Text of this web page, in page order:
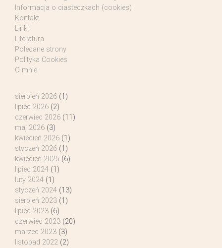
Informacja o ciasteczkach (cookies)
Kontakt
Linki
Literatura
Polecane strony
Polityka Cookies
O mnie
sierpień 2026 (1)
lipiec 2026 (2)
czerwiec 2026 (11)
maj 2026 (3)
kwiecień 2026 (1)
styczeń 2026 (1)
kwiecień 2025 (6)
lipiec 2024 (1)
luty 2024 (1)
styczeń 2024 (13)
sierpień 2023 (1)
lipiec 2023 (6)
czerwiec 2023 (20)
marzec 2023 (3)
listopad 2022 (2)